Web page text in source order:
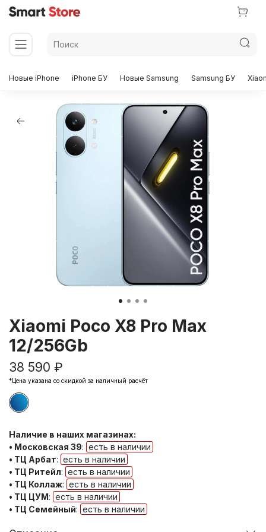
Новые iPhone iPhone БУ Новые Samsung Samsung БУ
Xiaomi Poco X8 Pro Max
12/256Gb
38 590 ₽
*Цена указана со скидкой за наличный расчёт
Наличие в наших магазинах:
• Московская 39: есть в наличии
• ТЦ Арбат: есть в наличии
• ТЦ Ритейл: есть в наличии
• ТЦ Коллаж: есть в наличии
• ТЦ ЦУМ: есть в наличии
• ТЦ Семейный: есть в наличии